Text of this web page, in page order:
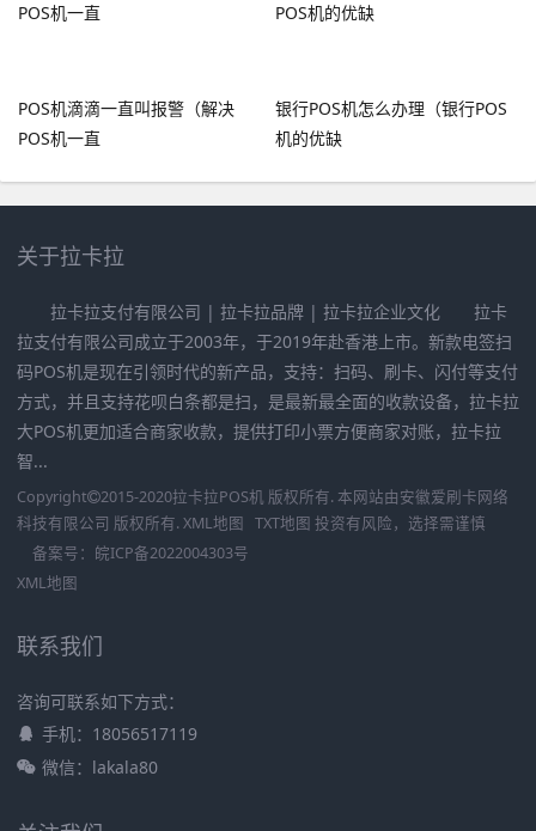
POS机滴滴一直叫报警（解决
POS机一直
银行POS机怎么办理（银行POS
机的优缺
关于拉卡拉
拉卡拉支付有限公司 | 拉卡拉品牌 | 拉卡拉企业文化 拉卡
拉支付有限公司成立于2003年，于2019年赴香港上市。新款电签扫
码POS机是现在引领时代的新产品，支持：扫码、刷卡、闪付等支付
方式，并且支持花呗白条都是扫，是最新最全面的收款设备，拉卡拉
大POS机更加适合商家收款，提供打印小票方便商家对账，拉卡拉
智...
Copyright 2015-2020拉卡拉POS机 版权所有. 本网站由安徽爱刷卡网络
科技有限公司 版权所有. XML地图 TXT地图 投资有风险，选择需谨慎
备案号： 皖ICP备2022004303号
XML地图
联系我们
咨询可联系如下方式：
手机：18056517119
微信：lakala80